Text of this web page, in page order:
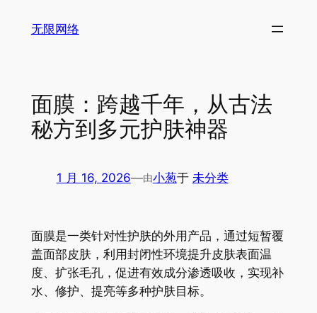
无限网络
面膜：跨越千年，从古法
秘方到多元护肤神器
1 月 16, 2026—由小葱于 未分类
面膜是一类针对性护肤的外用产品，通过短暂覆
盖面部皮肤，利用封闭性环境提升皮肤表面温
度、扩张毛孔，促进有效成分渗透吸收，实现补
水、修护、提亮等多种护肤目标。